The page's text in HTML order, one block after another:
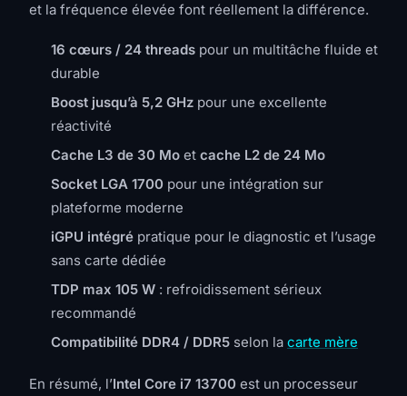
et la fréquence élevée font réellement la différence.
16 cœurs / 24 threads pour un multitâche fluide et
durable
Boost jusqu’à 5,2 GHz pour une excellente
réactivité
Cache L3 de 30 Mo et cache L2 de 24 Mo
Socket LGA 1700 pour une intégration sur
plateforme moderne
iGPU intégré pratique pour le diagnostic et l’usage
sans carte dédiée
TDP max 105 W : refroidissement sérieux
recommandé
Compatibilité DDR4 / DDR5 selon la carte mère
En résumé, l’Intel Core i7 13700 est un processeur